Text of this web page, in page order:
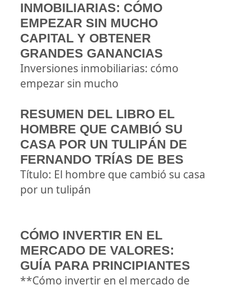
INMOBILIARIAS: CÓMO
EMPEZAR SIN MUCHO
CAPITAL Y OBTENER
GRANDES GANANCIAS
Inversiones inmobiliarias: cómo
empezar sin mucho
RESUMEN DEL LIBRO EL
HOMBRE QUE CAMBIÓ SU
CASA POR UN TULIPÁN DE
FERNANDO TRÍAS DE BES
Título: El hombre que cambió su casa
por un tulipán
CÓMO INVERTIR EN EL
MERCADO DE VALORES:
GUÍA PARA PRINCIPIANTES
**Cómo invertir en el mercado de